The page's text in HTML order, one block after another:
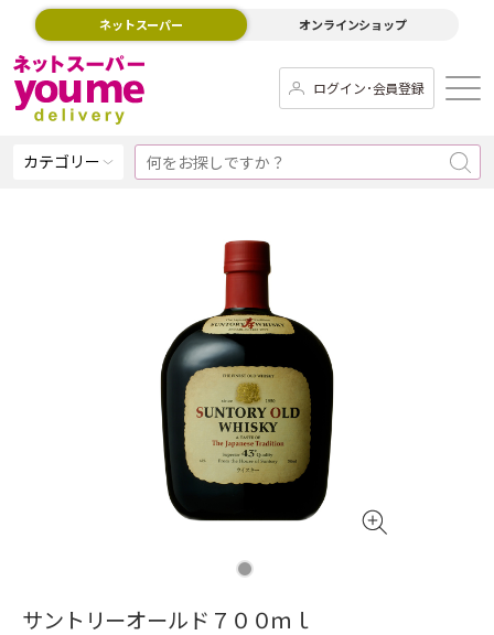
ネットスーパー オンラインショップ
ログイン･会員登録
カテゴリー
サントリーオールド７００ｍｌ